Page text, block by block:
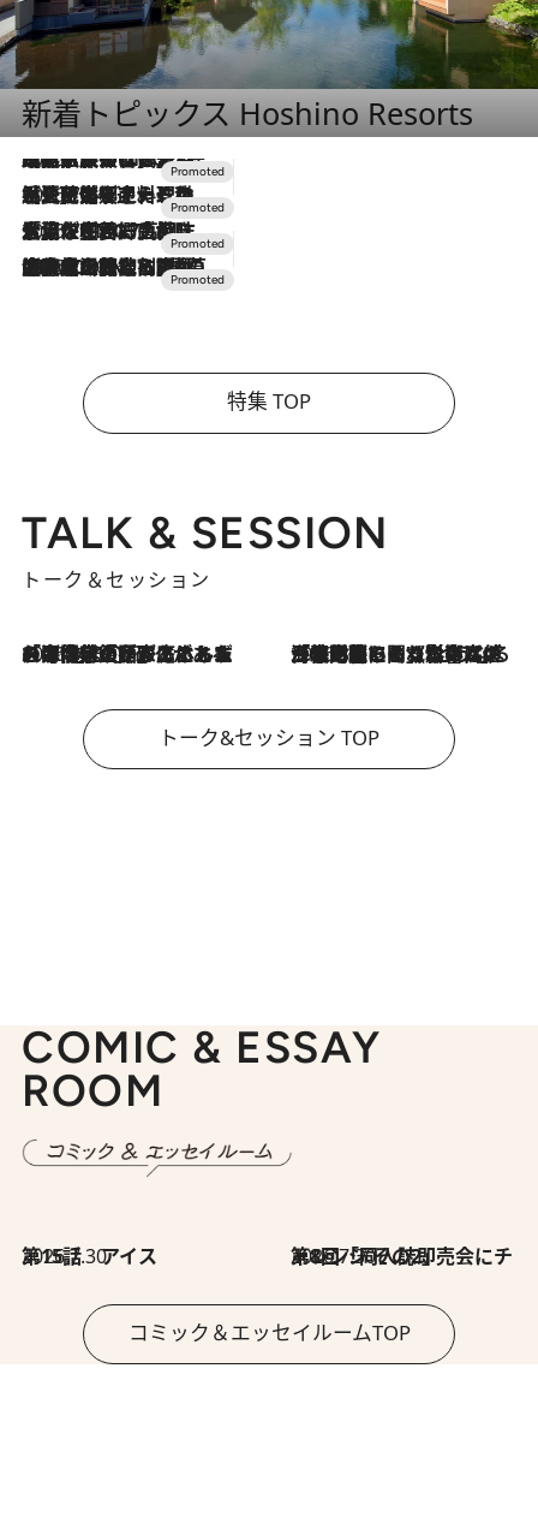
新着トピックス Hoshino Resorts
2026.7.31
【ホテル帰省】という選択肢をOMOが提案。家族とほどよい距離を保つには「昼は実家、夜は気兼ねなくホテルで！」
2026.7.24
【夏限定ディナーコース】旬を迎える稚鮎や花ズッキーニなどをイタリア・トスカーナの郷土料理の手法で満喫！
2026.7.17
「土佐和ハーブかき氷」がOMO7高知に登場！生姜、山椒、大葉など目にも舌にも涼を呼ぶ郷土の味
2026.7.10
NEW OPEN！【界 草津】名湯の地に誕生。趣の異なる2種の温泉と上州ならではの会席・蕎麦割烹など美食を味わう究極の癒やし旅
特集 TOP
TALK & SESSION
トーク＆セッション
2026.8.3
「今後値上げがあるとすれば…」「リスクがあるのは今年の冬」エネルギー専門家が語る、ホルムズ海峡封鎖が家庭にもたらす“ある心配” 2026.8.3
「住宅建てられない…」「サーチャージ料の高値が続いている」ホルムズ海峡封鎖による影響はいつまで続く？《エネルギー専門家に聞く“どうなる日本の暮らし”》
トーク&セッション TOP
COMIC & ESSAY
ROOM
2026.7.30
第15話 アイス 2026.7.30
第8回「同人誌即売会にチャレンジ その2」
コミック＆エッセイルームTOP